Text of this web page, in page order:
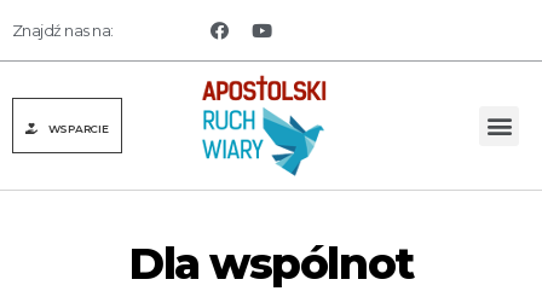
Znajdź nas na:
WSPARCIE
Dla wspólnot